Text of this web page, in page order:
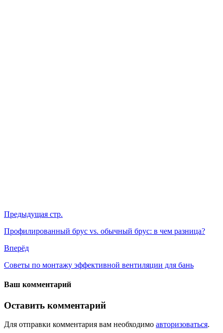
Предыдущая стр.
Профилированный брус vs. обычный брус: в чем разница?
Вперёд
Советы по монтажу эффективной вентиляции для бань
Ваш комментарий
Оставить комментарий
Для отправки комментария вам необходимо авторизоваться.